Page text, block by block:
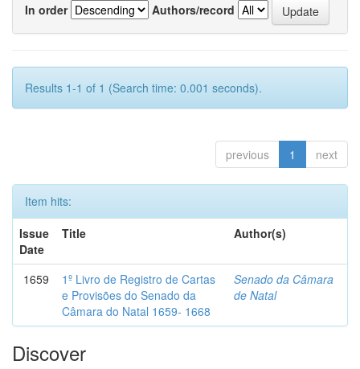
In order
Authors/record
Results 1-1 of 1 (Search time: 0.001 seconds).
previous 1 next
Item hits:
Issue
Date
Title Author(s)
1659
1º Livro de Registro de Cartas
e Provisões do Senado da
Câmara do Natal 1659- 1668
Senado da Câmara
de Natal
Discover